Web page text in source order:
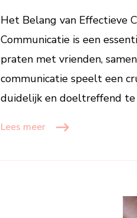
Het Belang van Effectieve
Communicatie is een
praten met vrienden,
communicatie speelt een
duidelijk en doeltreffend te
Lees meer